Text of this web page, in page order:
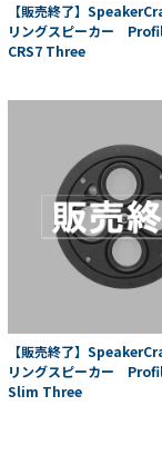
【販売終了】
リングスピーカー
CRS7 Three
【販売終了】
リングスピーカー
Slim Three